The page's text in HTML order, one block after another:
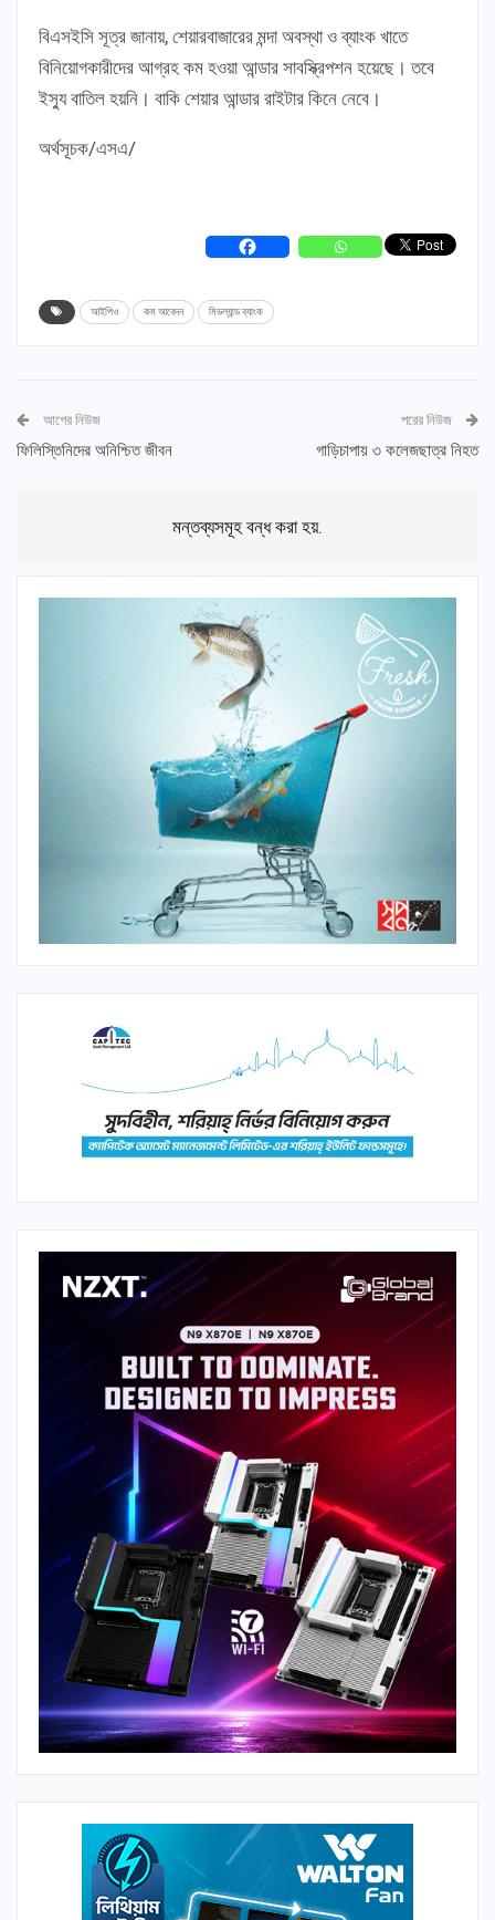
বিএসইসি সূত্র জানায়, শেয়ারবাজারের মন্দা অবস্থা ও ব্যাংক খাতে
বিনিয়োগকারীদের আগ্রহ কম হওয়া আন্ডার সাবস্ক্রিপশন হয়েছে। তবে
ইস্যু বাতিল হয়নি। বাকি শেয়ার আন্ডার রাইটার কিনে নেবে।
অর্থসূচক/এসএ/
আইপিও কম আবেদন মিডল্যান্ড ব্যাংক
আগের নিউজ
ফিলিস্তিনিদের অনিশ্চিত জীবন
পরের নিউজ
গাড়িচাপায় ৩ কলেজছাত্র নিহত
মন্তব্যসমূহ বন্ধ করা হয়.